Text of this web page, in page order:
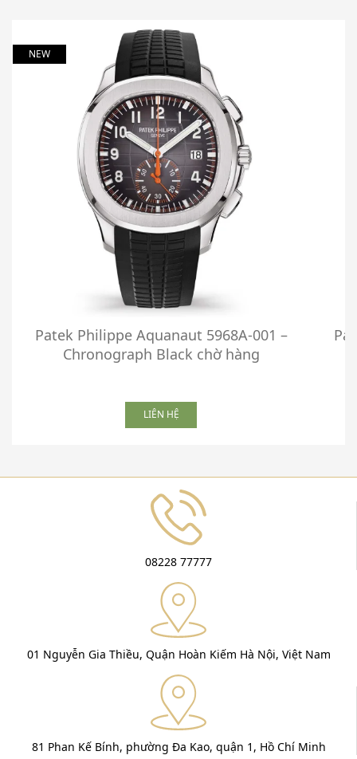
NEW
Patek Philippe Aquanaut 5968A-001 –
Chronograph Black chờ hàng
LIÊN HỆ
08228 77777
01 Nguyễn Gia Thiều, Quận Hoàn Kiếm Hà Nội, Việt Nam
81 Phan Kế Bính, phường Đa Kao, quận 1, Hồ Chí Minh